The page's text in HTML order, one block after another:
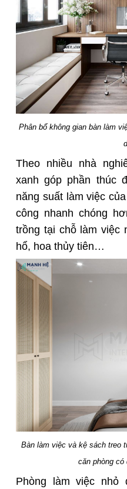
Phân bổ không gian bàn làm
Theo nhiều nhà
xanh góp phần thúc
năng suất làm việc
công nhanh chóng
trồng tại chỗ làm việc
hổ, hoa thủy tiên…
Bàn làm việc và kệ sách treo
căn phòng có
Phòng làm việc nhỏ